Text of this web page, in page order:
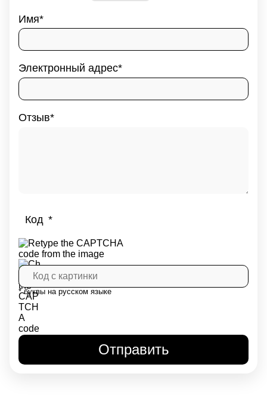
Имя
Электронный адрес
Отзыв
Код
* буквы на русском языке